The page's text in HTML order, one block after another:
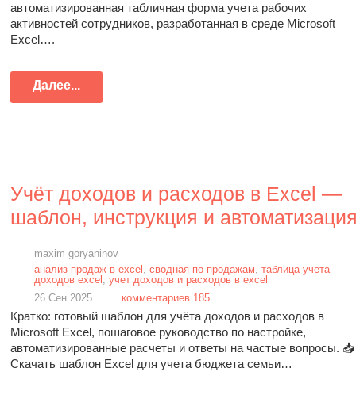
автоматизированная табличная форма учета рабочих
активностей сотрудников, разработанная в среде Microsoft
Excel….
Далее...
Учёт доходов и расходов в Excel —
шаблон, инструкция и
maxim goryaninov
анализ продаж в excel ,сводная по продажам,таблица учета
доходов excel ,учет доходов и расходов в excel
26 Сен 2025
комментариев 185
Кратко: готовый шаблон для учёта доходов и расходов в
Microsoft Excel, пошаговое руководство по настройке,
автоматизированные расчеты и ответы на частые вопросы. 📥
Скачать шаблон Excel для учета бюджета семьи…